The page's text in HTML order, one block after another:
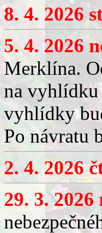
8. 4. 2026
5. 4. 2026
Merklína.
na vyhlídku
vyhlídky
Po návratu
2. 4. 2026
29. 3. 2026